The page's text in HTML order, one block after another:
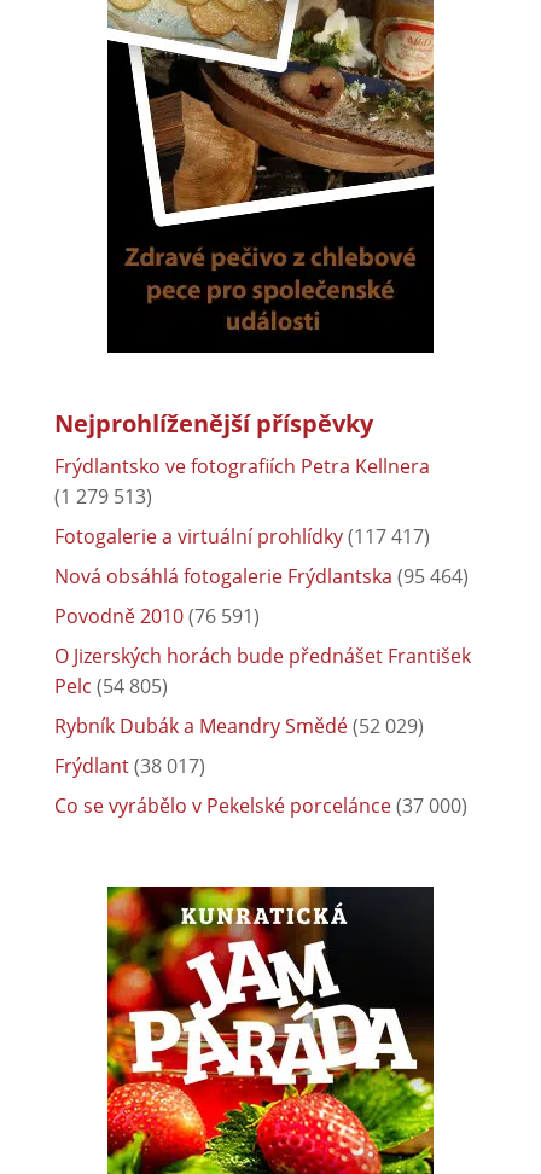
Nejprohlíženější příspěvky
Frýdlantsko ve fotografiích Petra Kellnera
(1 279 513)
Fotogalerie a virtuální prohlídky(117 417)
Nová obsáhlá fotogalerie Frýdlantska (95 464)
Povodně 2010(76 591)
O Jizerských horách bude přednášet František
Pelc (54 805)
Rybník Dubák a Meandry Smědé(52 029)
Frýdlant(38 017)
Co se vyrábělo v Pekelské porcelánce(37 000)